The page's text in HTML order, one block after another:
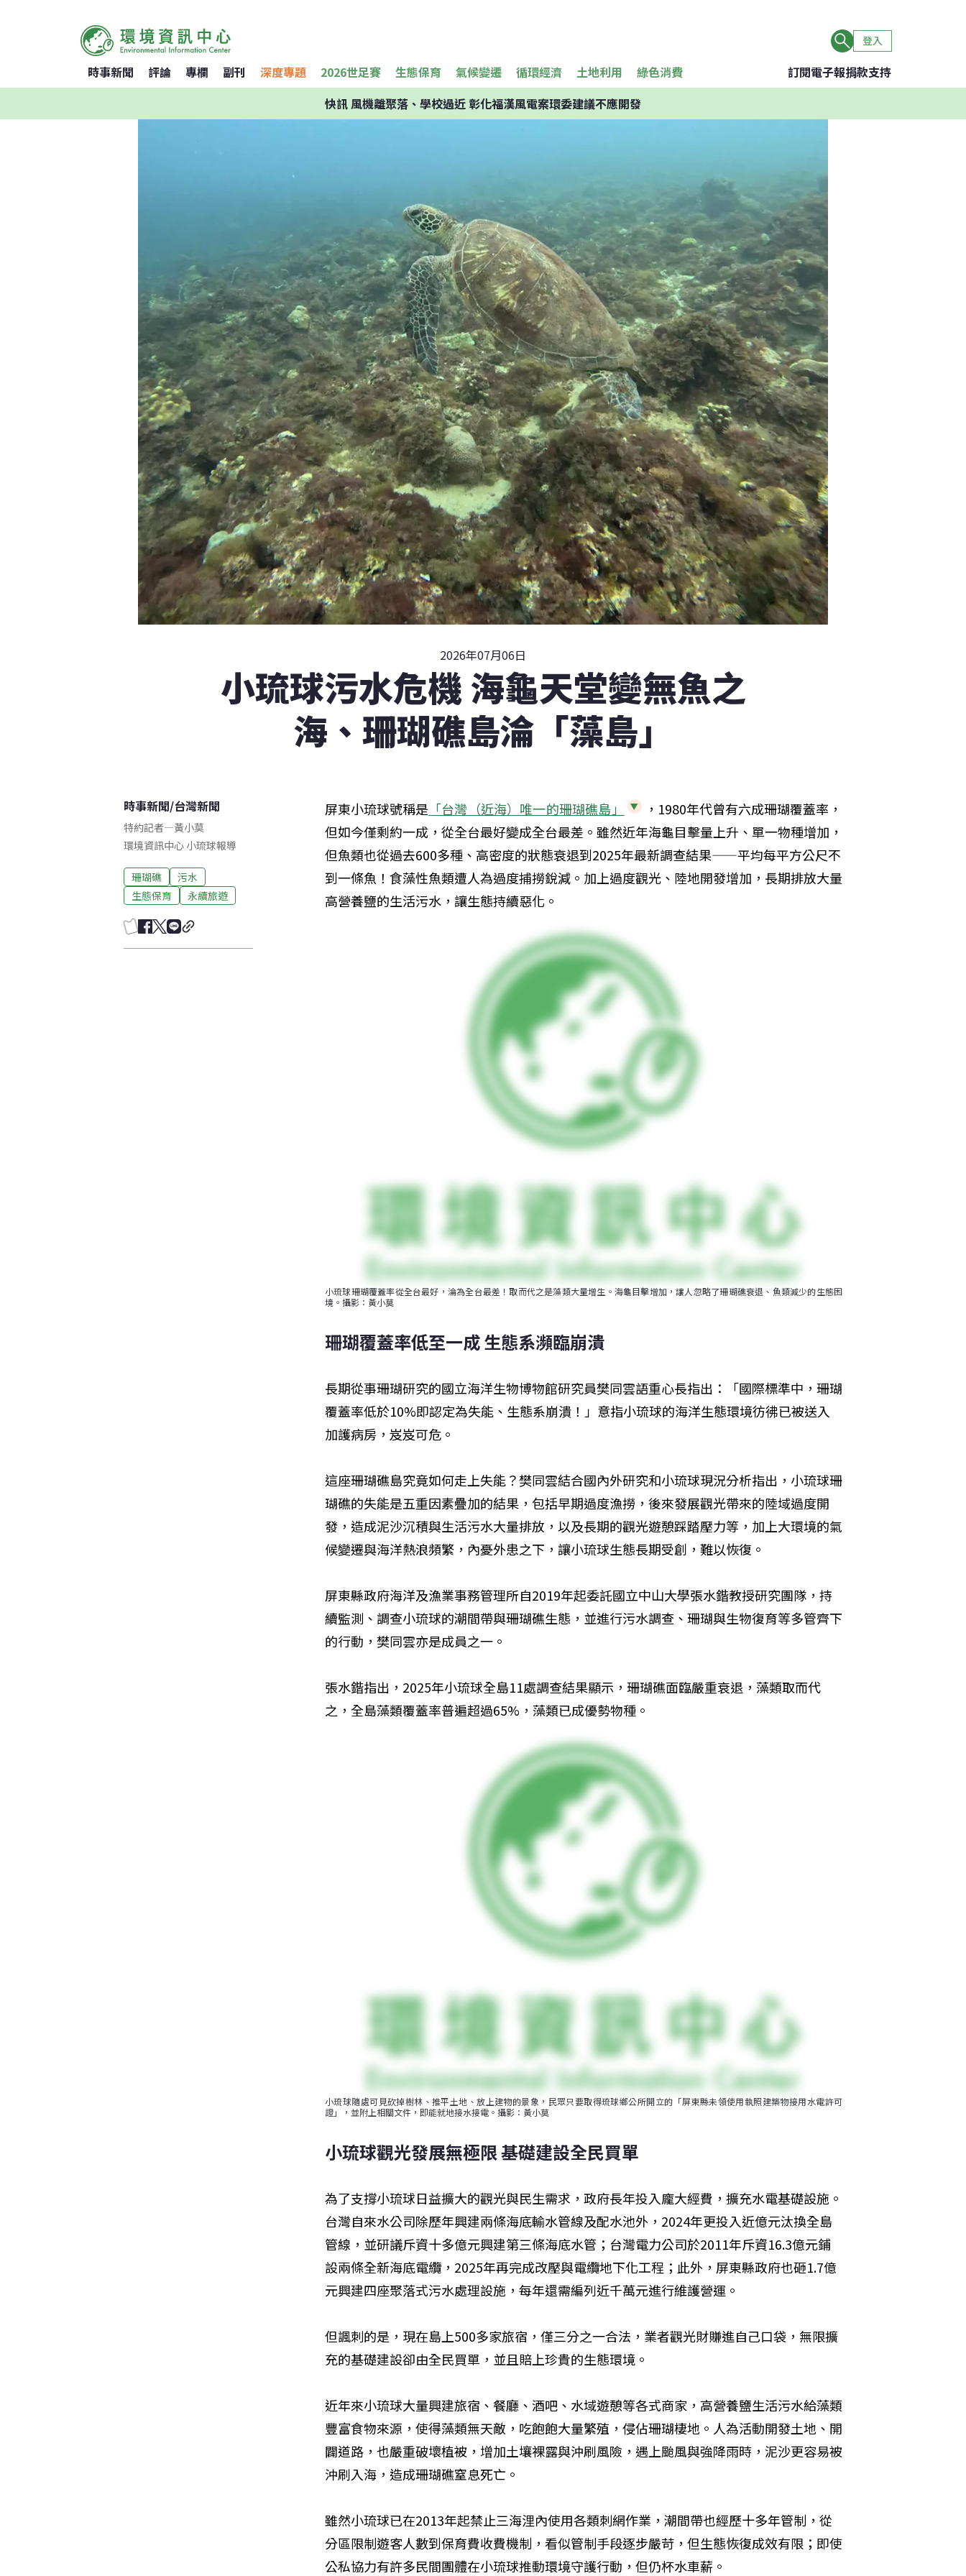
登入
時事新聞 評論 專欄 副刊 深度專題 2026世足賽 生態保育 氣候變遷 循環經濟 土地利用 綠色消費 訂閱電子報捐款支持
快訊風機離聚落、學校過近 彰化福漢風電案環委建議不應開發
2026年07月06日
小琉球污水危機 海龜天堂變無魚之
海、珊瑚礁島淪「藻島」
時事新聞/台灣新聞
特約記者—黃小莫
環境資訊中心 小琉球報導
珊瑚礁
污水
生態保育
永續旅遊
屏東小琉球號稱是 「台灣（近海）唯一的珊瑚礁島」
，1980年代曾有六成珊瑚覆蓋率，
但如今僅剩約一成，從全台最好變成全台最差。雖然近年海龜目擊量上升、單一物種增加，
但魚類也從過去600多種、高密度的狀態衰退到2025年最新調查結果——平均每平方公尺不
到一條魚！食藻性魚類遭人為過度捕撈銳減。加上過度觀光、陸地開發增加，長期排放大量
高營養鹽的生活污水，讓生態持續惡化。
小琉球珊瑚覆蓋率從全台最好，淪為全台最差！取而代之是藻類大量增生。海龜目擊增加，讓人忽略了珊瑚礁衰退、魚類減少的生態困
境。攝影：黃小莫
珊瑚覆蓋率低至一成 生態系瀕臨崩潰
長期從事珊瑚研究的國立海洋生物博物館研究員樊同雲語重心長指出：「國際標準中，珊瑚
覆蓋率低於10%即認定為失能、生態系崩潰！」意指小琉球的海洋生態環境彷彿已被送入
加護病房，岌岌可危。
這座珊瑚礁島究竟如何走上失能？樊同雲結合國內外研究和小琉球現況分析指出，小琉球珊
瑚礁的失能是五重因素疊加的結果，包括早期過度漁撈，後來發展觀光帶來的陸域過度開
發，造成泥沙沉積與生活污水大量排放，以及長期的觀光遊憩踩踏壓力等，加上大環境的氣
候變遷與海洋熱浪頻繁，內憂外患之下，讓小琉球生態長期受創，難以恢復。
屏東縣政府海洋及漁業事務管理所自2019年起委託國立中山大學張水鍇教授研究團隊，持
續監測、調查小琉球的潮間帶與珊瑚礁生態，並進行污水調查、珊瑚與生物復育等多管齊下
的行動，樊同雲亦是成員之一。
張水鍇指出，2025年小琉球全島11處調查結果顯示，珊瑚礁面臨嚴重衰退，藻類取而代
之，全島藻類覆蓋率普遍超過65%，藻類已成優勢物種。
小琉球隨處可見砍掉樹林、推平土地、放上建物的景象，民眾只要取得琉球鄉公所開立的「屏東縣未領使用執照建築物接用水電許可
證」，並附上相關文件，即能就地接水接電。攝影：黃小莫
小琉球觀光發展無極限 基礎建設全民買單
為了支撐小琉球日益擴大的觀光與民生需求，政府長年投入龐大經費，擴充水電基礎設施。
台灣自來水公司除歷年興建兩條海底輸水管線及配水池外，2024年更投入近億元汰換全島
管線，並研議斥資十多億元興建第三條海底水管；台灣電力公司於2011年斥資16.3億元鋪
設兩條全新海底電纜，2025年再完成改壓與電纜地下化工程；此外，屏東縣政府也砸1.7億
元興建四座聚落式污水處理設施，每年還需編列近千萬元進行維護營運。
但諷刺的是，現在島上500多家旅宿，僅三分之一合法，業者觀光財賺進自己口袋，無限擴
充的基礎建設卻由全民買單，並且賠上珍貴的生態環境。
近年來小琉球大量興建旅宿、餐廳、酒吧、水域遊憩等各式商家，高營養鹽生活污水給藻類
豐富食物來源，使得藻類無天敵，吃飽飽大量繁殖，侵佔珊瑚棲地。人為活動開發土地、開
闢道路，也嚴重破壞植被，增加土壤裸露與沖刷風險，遇上颱風與強降雨時，泥沙更容易被
沖刷入海，造成珊瑚礁窒息死亡。
雖然小琉球已在2013年起禁止三海浬內使用各類刺網作業，潮間帶也經歷十多年管制，從
分區限制遊客人數到保育費收費機制，看似管制手段逐步嚴苛，但生態恢復成效有限；即使
公私協力有許多民間團體在小琉球推動環境守護行動，但仍杯水車薪。